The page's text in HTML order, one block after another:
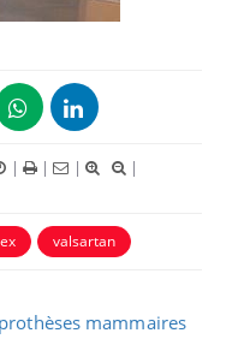
| | |
|
valsartan
prothèses mammaires